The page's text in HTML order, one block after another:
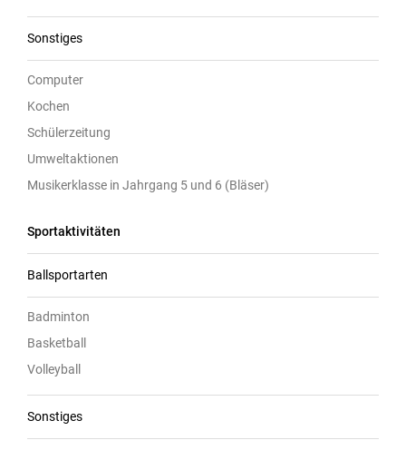
Sonstiges
Computer
Kochen
Schülerzeitung
Umweltaktionen
Musikerklasse in Jahrgang 5 und 6 (Bläser)
Sportaktivitäten
Ballsportarten
Badminton
Basketball
Volleyball
Sonstiges